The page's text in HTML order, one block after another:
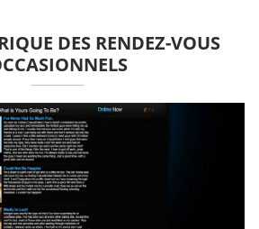
DES RENDEZ-VOUS